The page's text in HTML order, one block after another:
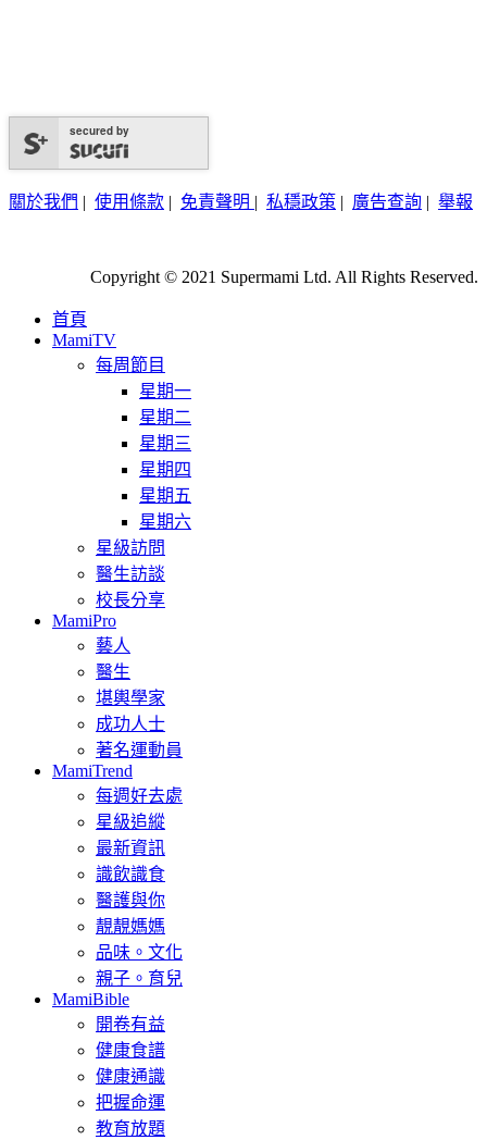
secured by
關於我們 | 使用條款 | 免責聲明 | 私穩政策 | 廣告查詢 | 舉報
Copyright © 2021 Supermami Ltd. All Rights Reserved.
首頁
MamiTV
每周節目
星期一
星期二
星期三
星期四
星期五
星期六
星級訪問
醫生訪談
校長分享
MamiPro
藝人
醫生
堪輿學家
成功人士
著名運動員
MamiTrend
每週好去處
星級追縱
最新資訊
識飲識食
醫護與你
靚靚媽媽
品味。文化
親子。育兒
MamiBible
開卷有益
健康食譜
健康通識
把握命運
教育放題